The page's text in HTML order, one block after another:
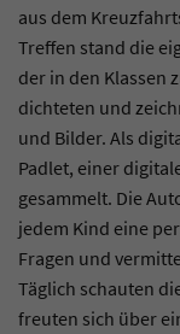
aus dem
Treffen stand die
der in den Klassen
dichteten und
und Bilder. Als
Padlet, einer
gesammelt. Die
jedem Kind eine
Fragen und
Täglich schauten
freuten sich über